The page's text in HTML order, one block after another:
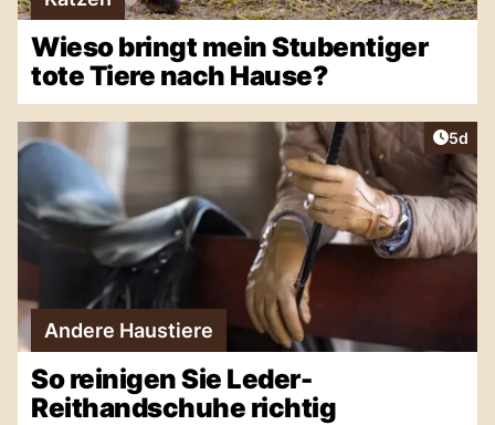
Wieso bringt mein Stubentiger
tote Tiere nach Hause?
5d
Andere Haustiere
So reinigen Sie Leder-
Reithandschuhe richtig